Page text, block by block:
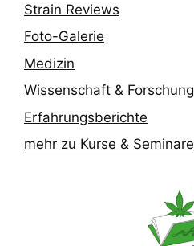
Strain Reviews
Foto-Galerie
Medizin
Wissenschaft & Forschung
Erfahrungsberichte
mehr zu Kurse & Seminare